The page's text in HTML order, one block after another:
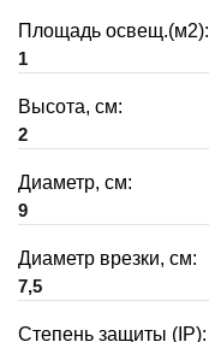
Площадь освещ.(м2):
1
Высота, см:
2
Диаметр, см:
9
Диаметр врезки, см:
7,5
Степень защиты (IP):